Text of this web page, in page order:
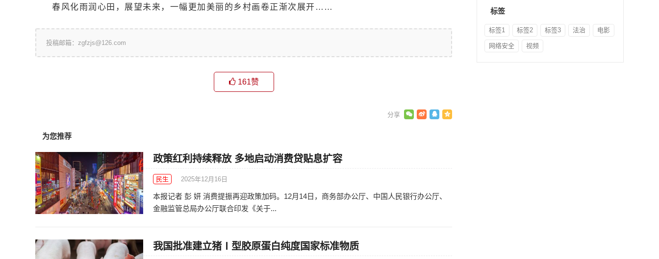
春风化雨润心田，展望未来，一幅更加美丽的乡村画卷正渐次展开……
投稿邮箱：zgfzjs@126.com
161赞
为您推荐
政策红利持续释放 多地启动消费贷贴息扩容
民生 2025年12月16日
本报记者 彭 妍 消费提振再迎政策加码。12月14日，商务部办公厅、中国人民银行办公厅、
金融监管总局办公厅联合印发《关于...
我国批准建立猪Ⅰ型胶原蛋白纯度国家标准物质
标签
标签1 标签2 标签3 法治 电影
网络安全 视频